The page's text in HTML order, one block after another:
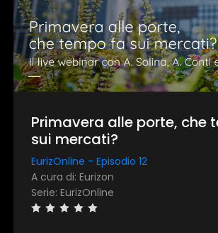
Primavera alle porte, che
sui mercati?
EurizOnline - Episodio 12
A cura di: Eurizon
Serie: EurizOnline